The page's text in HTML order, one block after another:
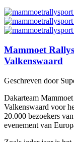
Mammoet
Valkenswaard
Geschreven door
Dakarteam
Valkenswaard voor
20.000 bezoekers
evenement van